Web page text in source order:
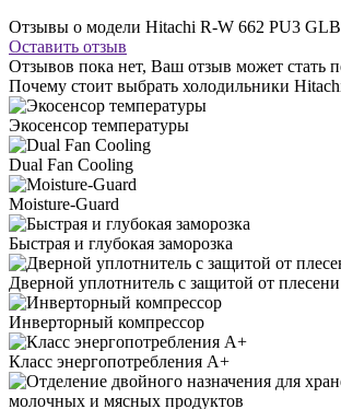
Отзывы о модели Hitachi R-W 662 PU3 GLB
Оставить отзыв
Отзывов пока нет, Ваш отзыв может стать
Почему стоит выбрать холодильники
Экосенсор температуры
Dual Fan Cooling
Moisture-Guard
Быстрая и глубокая заморозка
Дверной уплотнитель с защитой от плесени
Инверторный компрессор
Класс энергопотребления А+